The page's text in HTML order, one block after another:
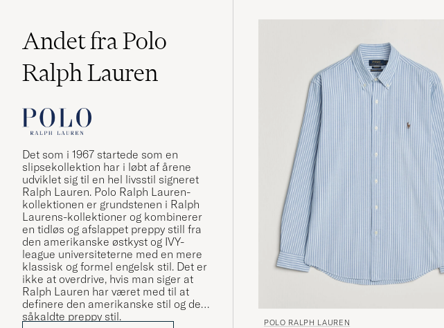
Andet fra Polo
Ralph Lauren
Det som i 1967 startede som en
slipsekollektion har i løbt af årene
udviklet sig til en hel livsstil signeret
Ralph Lauren. Polo Ralph Lauren-
kollektionen er grundstenen i Ralph
Laurens-kollektioner og kombinerer
en tidløs og afslappet preppy still fra
den amerikanske østkyst og IVY-
league universiteterne med en mere
klassisk og formel engelsk stil. Det er
ikke at overdrive, hvis man siger at
Ralph Lauren har været med til at
definere den amerikanske stil og den
såkaldte preppy stil.
POLO RALPH LAUREN